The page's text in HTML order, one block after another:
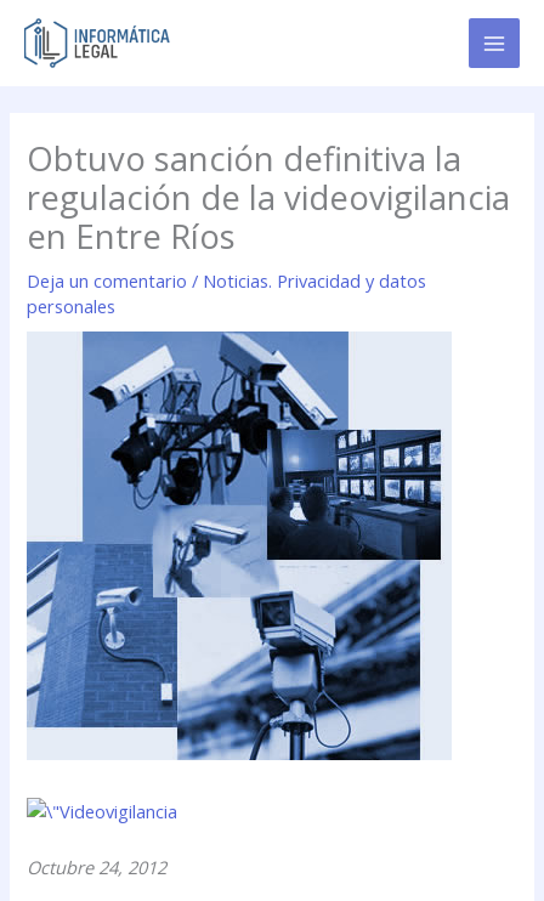
contenido
Obtuvo sanción definitiva la
regulación de la videovigilancia
en Entre Ríos
Deja un comentario / Noticias. Privacidad y datos
personales
Octubre 24, 2012